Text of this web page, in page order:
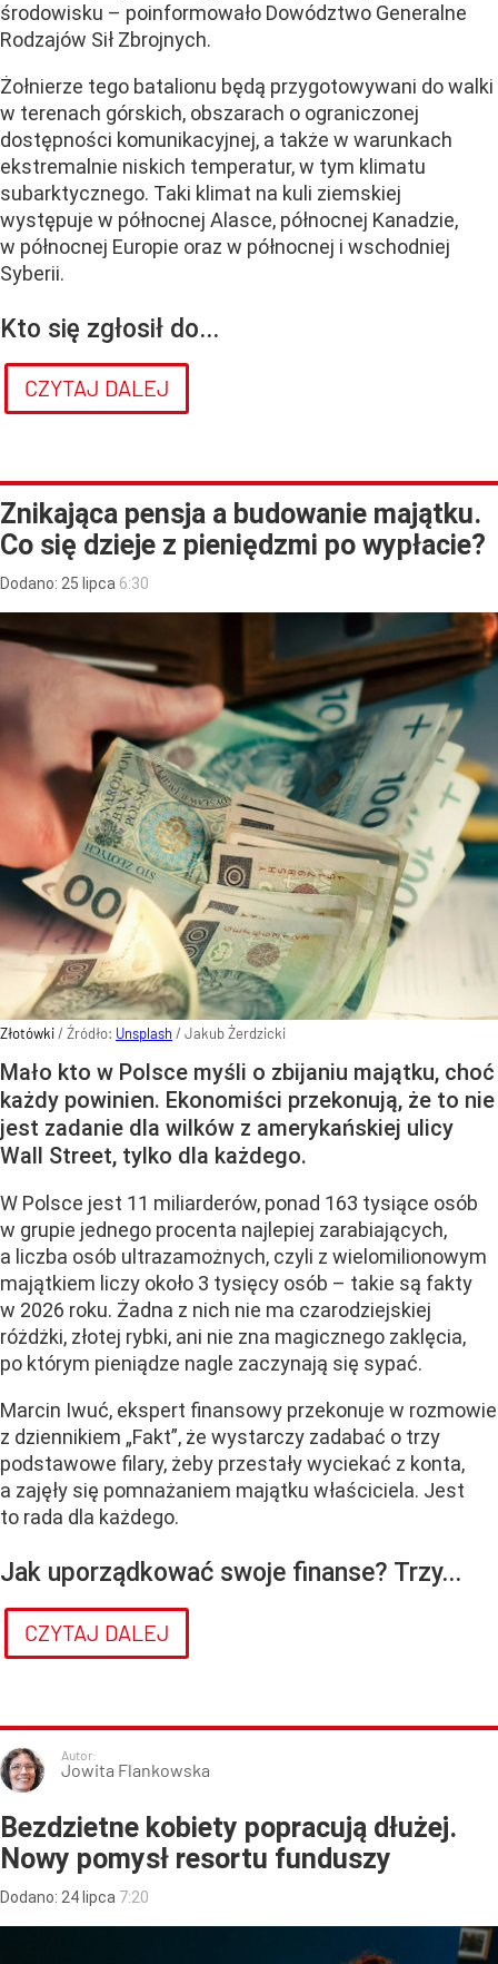
środowisku – poinformowało Dowództwo Generalne
Rodzajów Sił Zbrojnych.
Żołnierze tego batalionu będą przygotowywani do walki
w terenach górskich, obszarach o ograniczonej
dostępności komunikacyjnej, a także w warunkach
ekstremalnie niskich temperatur, w tym klimatu
subarktycznego. Taki klimat na kuli ziemskiej
występuje w północnej Alasce, północnej Kanadzie,
w północnej Europie oraz w północnej i wschodniej
Syberii.
Kto się zgłosił do...
CZYTAJ DALEJ
Znikająca pensja a budowanie majątku.
Co się dzieje z pieniędzmi po wypłacie?
Dodano: 25 lipca 6:30
Złotówki/ Źródło: Unsplash / Jakub Żerdzicki
Mało kto w Polsce myśli o zbijaniu majątku, choć
każdy powinien. Ekonomiści przekonują, że to nie
jest zadanie dla wilków z amerykańskiej ulicy
Wall Street, tylko dla każdego.
W Polsce jest 11 miliarderów, ponad 163 tysiące osób
w grupie jednego procenta najlepiej zarabiających,
a liczba osób ultrazamożnych, czyli z wielomilionowym
majątkiem liczy około 3 tysięcy osób – takie są fakty
w 2026 roku. Żadna z nich nie ma czarodziejskiej
różdżki, złotej rybki, ani nie zna magicznego zaklęcia,
po którym pieniądze nagle zaczynają się sypać.
Marcin Iwuć, ekspert finansowy przekonuje w rozmowie
z dziennikiem „Fakt”, że wystarczy zadabać o trzy
podstawowe filary, żeby przestały wyciekać z konta,
a zajęły się pomnażaniem majątku właściciela. Jest
to rada dla każdego.
Jak uporządkować swoje finanse? Trzy...
CZYTAJ DALEJ
Autor:
Jowita Flankowska
Bezdzietne kobiety popracują dłużej.
Nowy pomysł resortu funduszy
Dodano: 24 lipca 7:20